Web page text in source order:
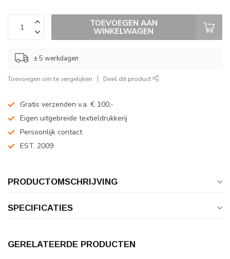
TOEVOEGEN AAN
WINKELWAGEN
± 5 werkdagen
Toevoegen om te vergelijken Deel dit product
Gratis verzenden v.a. € 100,-
Eigen uitgebreide textieldrukkerij
Persoonlijk contact
EST. 2009
PRODUCTOMSCHRIJVING
SPECIFICATIES
GERELATEERDE PRODUCTEN